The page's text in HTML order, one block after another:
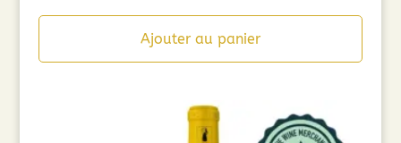
Ajouter au panier